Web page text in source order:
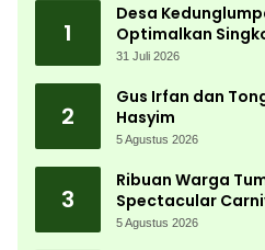
1
Desa
Optimalkan
Diajari Produksi
31 Juli 2026
2
Gus Irfan dan
Hasyim
5 Agustus 2026
3
Ribuan Warga
Spectacular
Kemerdekaan
5 Agustus 2026